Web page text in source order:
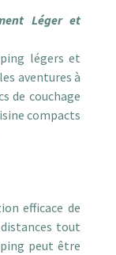
Léger et
légers et
aventures à
de couchage
compacts
efficace de
tout
peut être